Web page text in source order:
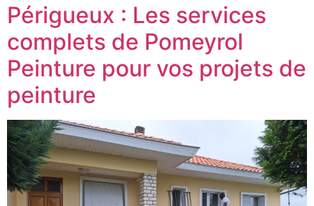
Périgueux : Les services
complets de Pomeyrol
Peinture pour vos projets de
peinture